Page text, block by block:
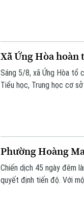
Xã Ứng Hòa
Sáng 5/8, xã Ứng Hòa tổ
Tiểu học, Trung học cơ
Phường Hoàng
Chiến dịch 45 ngày đêm
quyết định tiến độ. Với